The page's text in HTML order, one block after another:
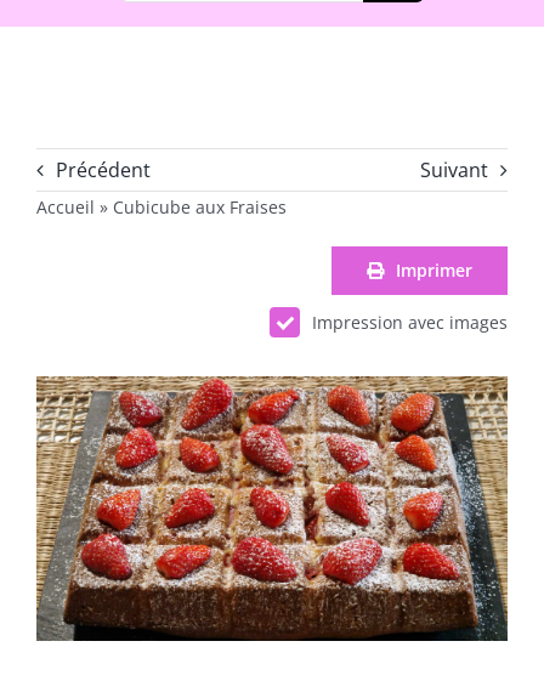
Précédent Suivant
Accueil » Cubicube aux Fraises
Imprimer
Impression avec images